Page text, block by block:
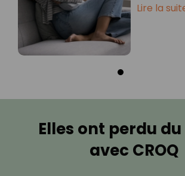
Lire la
Elles ont perdu
avec CROQ